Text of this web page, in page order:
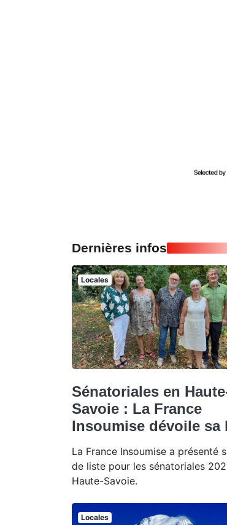
Dernières infos
Locales
Sénatoriales en
Savoie : La France
Insoumise dévoile sa
La France Insoumise a présenté
de liste pour les sénatoriales
Haute-Savoie.
Locales